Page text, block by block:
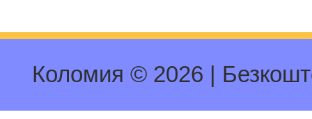
Коломия © 2026